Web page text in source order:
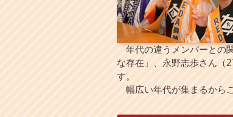
年代の違うメンバーとの関
な存在」、永野志歩さん（
す。
幅広い年代が集まるから